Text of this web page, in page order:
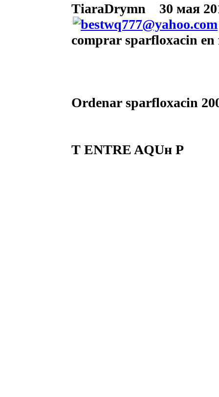
TiaraDrymn
30 мая
comprar sparfloxacin en
Ordenar sparfloxacin
Т ENTRE AQUн Р